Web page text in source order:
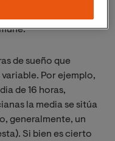
de sueño que
Por ejemplo,
de 16 horas,
la media se sitúa
generalmente, un
Si bien es cierto